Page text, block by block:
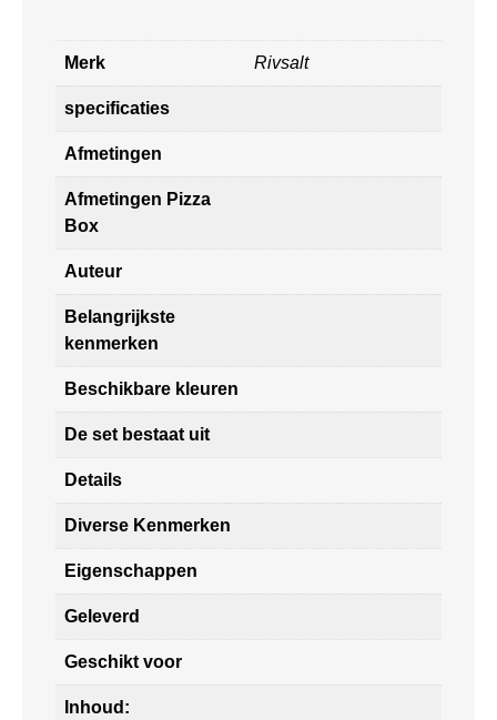
Merk Rivsalt
specificaties
Afmetingen
Afmetingen Pizza
Box
Auteur
Belangrijkste
kenmerken
Beschikbare kleuren
De set bestaat uit
Details
Diverse Kenmerken
Eigenschappen
Geleverd
Geschikt voor
Inhoud: